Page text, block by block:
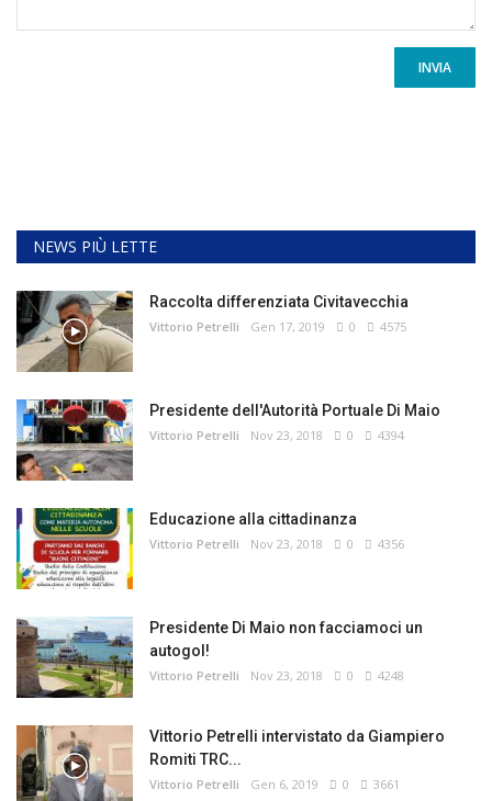
INVIA
NEWS PIÙ LETTE
Raccolta differenziata Civitavecchia
Vittorio Petrelli Gen 17, 2019 0 4575
Presidente dell'Autorità Portuale Di Maio
Vittorio Petrelli Nov 23, 2018 0 4394
Educazione alla cittadinanza
Vittorio Petrelli Nov 23, 2018 0 4356
Presidente Di Maio non facciamoci un
autogol!
Vittorio Petrelli Nov 23, 2018 0 4248
Vittorio Petrelli intervistato da Giampiero
Romiti TRC...
Vittorio Petrelli Gen 6, 2019 0 3661